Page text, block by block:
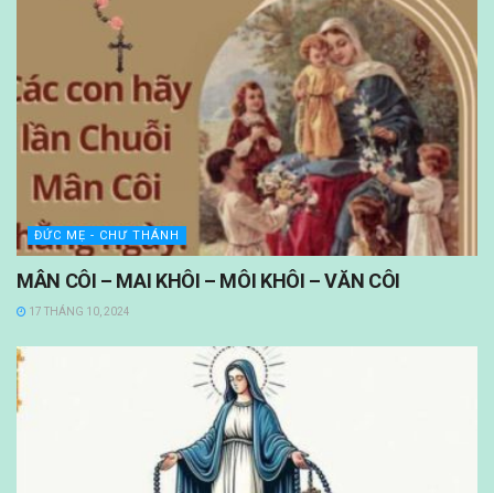
ĐỨC MẸ - CHƯ THÁNH
MÂN CÔI – MAI KHÔI – MÔI KHÔI – VĂN CÔI
17 THÁNG 10, 2024